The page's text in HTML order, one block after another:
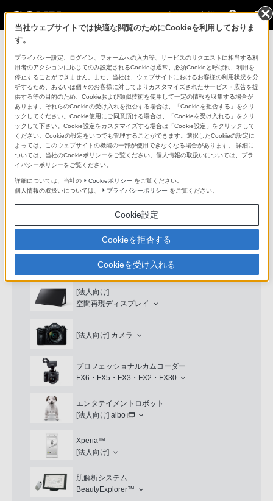
法人のお客様
コンスーマー製品に関するお問い合わせ
製品に関する重要なお知らせ
プロフェッショナル／業務用製品に関
するサポート・お問い合わせ
専用窓口のある業務用商品に関するお問い合わせ
以下の製品・サービスは専用窓口がございます。対象の
アイコンをクリックしてリンク先の窓口よりお問い合わ
業務用ディスプレイ・テレビ
[法人向け]ブラビア
[法人向け]
空間再現ディスプレイ
[法人向け] カメラ
プロフェッショナルカムコーダー
FX6・FX5・FX3・FX2・FX30
エンタテイメントロボット
[法人向け] aibo
Xperia™
[法人向け]
肌解析システム
BeautyExplorer™
当社ウェブサイトでは快適な閲覧のためにCookieを利用しておりま
す。
プライバシー設定、ログイン、フォームへの入力等、サービスのリクエストに相当する利
用者のアクションに応じてのみ設定されるCookieは通常、必須Cookieと呼ばれ、利用を
停止することができません。また、当社は、ウェブサイトにおけるお客様の利用状況を分
析するため、あるいは個々のお客様に対してよりカスタマイズされたサービス・広告を提
供する等の目的のため、Cookieおよび類似技術を使用して一定の情報を収集する場合が
あります。それらのCookieの受け入れを拒否する場合は、「Cookieを拒否する」をクリ
ックしてください。Cookie使用にご同意頂ける場合は、「Cookieを受け入れる」をクリ
ックして下さい。Cookie設定をカスタマイズする場合は「Cookie設定」をクリックして
ください。Cookieの設定をいつでも管理することができます。選択したCookieの設定に
よっては、このウェブサイトの機能の一部が使用できなくなる場合があります。 詳細に
ついては、当社のCookieポリシーをご覧ください。個人情報の取扱いについては、プラ
イバシーポリシーをご覧ください。
詳細については、当社の Cookieポリシー をご覧ください。
個人情報の取扱いについては、
プライバシーポリシー をご覧ください。
Cookie設定
Cookieを拒否する
Cookieを受け入れる